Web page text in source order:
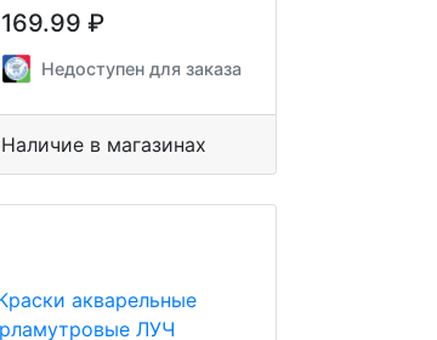
169.99 ₽
Недоступен для заказа
Наличие в магазинах